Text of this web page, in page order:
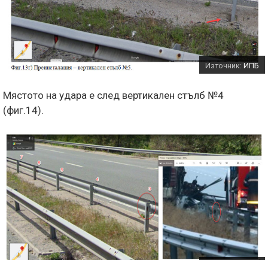
Източник: ИПБ
Мястото на удара е след вертикален стълб №4
(фиг.14).